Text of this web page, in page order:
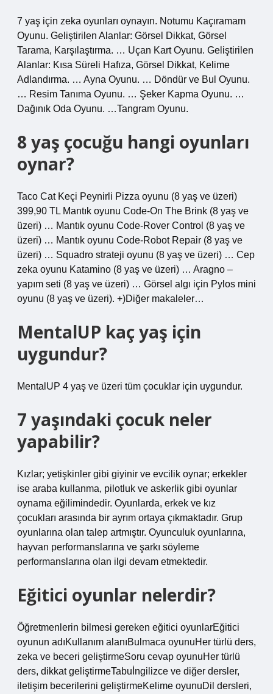
7 yaş için zeka oyunları oynayın. Notumu Kaçıramam
Oyunu. Geliştirilen Alanlar: Görsel Dikkat, Görsel
Tarama, Karşılaştırma. … Uçan Kart Oyunu. Geliştirilen
Alanlar: Kısa Süreli Hafıza, Görsel Dikkat, Kelime
Adlandırma. … Ayna Oyunu. … Döndür ve Bul Oyunu.
… Resim Tanıma Oyunu. … Şeker Kapma Oyunu. …
Dağınık Oda Oyunu. …Tangram Oyunu.
8 yaş çocuğu hangi oyunları
oynar?
Taco Cat Keçi Peynirli Pizza oyunu (8 yaş ve üzeri)
399,90 TL Mantık oyunu Code-On The Brink (8 yaş ve
üzeri) … Mantık oyunu Code-Rover Control (8 yaş ve
üzeri) … Mantık oyunu Code-Robot Repair (8 yaş ve
üzeri) … Squadro strateji oyunu (8 yaş ve üzeri) … Cep
zeka oyunu Katamino (8 yaş ve üzeri) … Aragno –
yapım seti (8 yaş ve üzeri) … Görsel algı için Pylos mini
oyunu (8 yaş ve üzeri). +)Diğer makaleler…
MentalUP kaç yaş için
uygundur?
MentalUP 4 yaş ve üzeri tüm çocuklar için uygundur.
7 yaşındaki çocuk neler
yapabilir?
Kızlar; yetişkinler gibi giyinir ve evcilik oynar; erkekler
ise araba kullanma, pilotluk ve askerlik gibi oyunlar
oynama eğilimindedir. Oyunlarda, erkek ve kız
çocukları arasında bir ayrım ortaya çıkmaktadır. Grup
oyunlarına olan talep artmıştır. Oyunculuk oyunlarına,
hayvan performanslarına ve şarkı söyleme
performanslarına olan ilgi devam etmektedir.
Eğitici oyunlar nelerdir?
Öğretmenlerin bilmesi gereken eğitici oyunlarEğitici
oyunun adıKullanım alanıBulmaca oyunuHer türlü ders,
zeka ve beceri geliştirmeSoru cevap oyunuHer türlü
ders, dikkat geliştirmeTabuİngilizce ve diğer dersler,
iletişim becerilerini geliştirmeKelime oyunuDil dersleri,